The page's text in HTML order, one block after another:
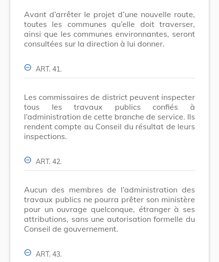
Avant d’arrêter le projet d’une nouvelle route,
toutes les communes qu’elle doit traverser,
ainsi que les communes environnantes, seront
consultées sur la direction à lui donner.
ART. 41.
Les commissaires de district peuvent inspecter
tous les travaux publics confiés à
l’administration de cette branche de service. Ils
rendent compte au Conseil du résultat de leurs
inspections.
ART. 42.
Aucun des membres de l’administration des
travaux publics ne pourra prêter son ministère
pour un ouvrage quelconque, étranger à ses
attributions, sans une autorisation formelle du
Conseil de gouvernement.
ART. 43.